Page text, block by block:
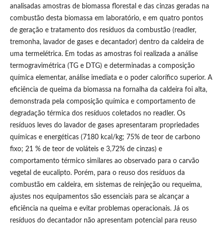
analisadas amostras de biomassa florestal e das cinzas geradas na
combustão desta biomassa em laboratório, e em quatro pontos
de geração e tratamento dos resíduos da combustão (readler,
tremonha, lavador de gases e decantador) dentro da caldeira de
uma termelétrica. Em todas as amostras foi realizada a análise
termogravimétrica (TG e DTG) e determinadas a composição
química elementar, análise imediata e o poder calorífico superior. A
eficiência de queima da biomassa na fornalha da caldeira foi alta,
demonstrada pela composição química e comportamento de
degradação térmica dos resíduos coletados no readler. Os
resíduos leves do lavador de gases apresentaram propriedades
químicas e energéticas (7180 kcal/kg; 75% de teor de carbono
fixo; 21 % de teor de voláteis e 3,72% de cinzas) e
comportamento térmico similares ao observado para o carvão
vegetal de eucalipto. Porém, para o reuso dos resíduos da
combustão em caldeira, em sistemas de reinjeção ou requeima,
ajustes nos equipamentos são essenciais para se alcançar a
eficiência na queima e evitar problemas operacionais. Já os
resíduos do decantador não apresentam potencial para reuso